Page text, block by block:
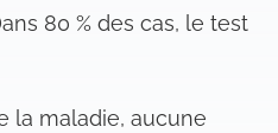
80 % des cas, le test
la maladie, aucune